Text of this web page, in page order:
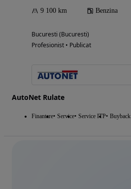
9 100 km Benzina
Bucuresti (Bucuresti)
Profesionist • Publicat
AutoNet Rulate
Finantare Service Service ITP Buyback